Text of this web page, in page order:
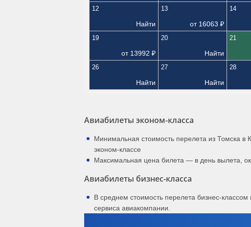
12
Найти
13
от 16063 ₽
14
19
от 13992 ₽
20
Найти
21
26
Найти
27
Найти
28
Авиабилеты эконом-класса
Минимальная стоимость перелета из Томска
эконом-классе
Максимальная цена билета — в день вылета,
Авиабилеты бизнес-класса
В среднем стоимость перелета бизнес-
сервиса авиакомпании.